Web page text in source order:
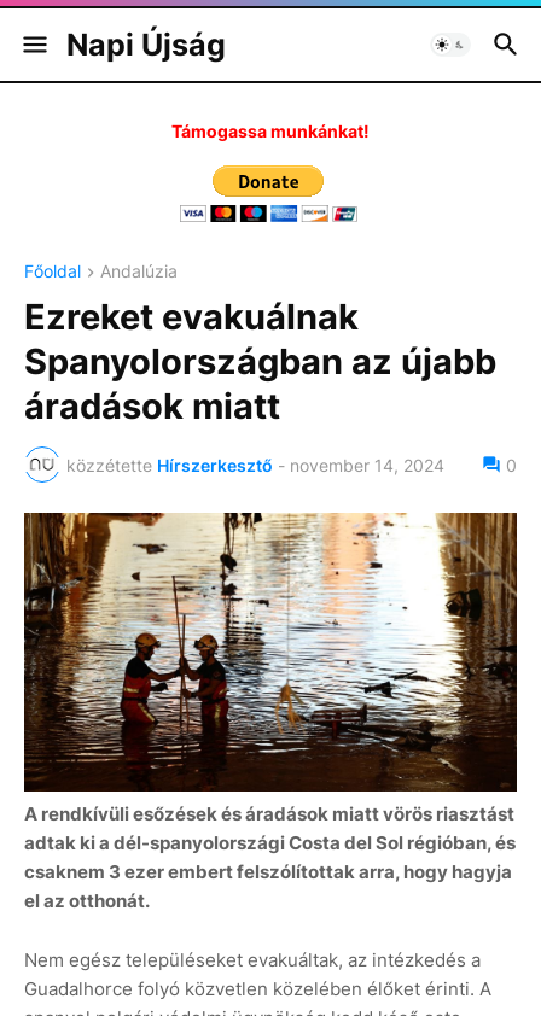
Napi Újság
Támogassa munkánkat!
Főoldal Andalúzia
Ezreket evakuálnak
Spanyolországban az újabb
áradások miatt
közzétette Hírszerkesztő - november 14, 2024 0
A rendkívüli esőzések és áradások miatt vörös riasztást
adtak ki a dél-spanyolországi Costa del Sol régióban, és
csaknem 3 ezer embert felszólítottak arra, hogy hagyja
el az otthonát.
Nem egész településeket evakuáltak, az intézkedés a
Guadalhorce folyó közvetlen közelében élőket érinti. A